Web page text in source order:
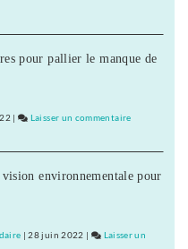
pour pallier le manque de
| Laisser un commentaire
en
environnementale pour
|28 juin 2022 |
Laisser un